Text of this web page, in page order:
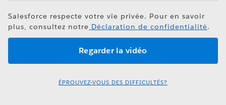
Salesforce respecte votre vie privée. Pour en savoir
plus, consultez notre Déclaration de confidentialité.
ÉPROUVEZ-VOUS DES DIFFICULTÉS?